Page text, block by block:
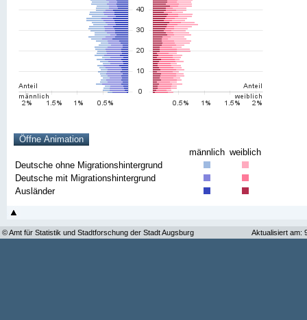
männlich weiblich
Deutsche ohne Migrationshintergrund
Deutsche mit Migrationshintergrund
Ausländer
© Amt für Statistik und Stadtforschung der Stadt Augsburg Aktualisiert am: